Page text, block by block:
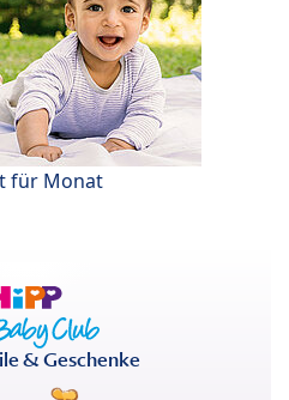
für Monat
& Geschenke